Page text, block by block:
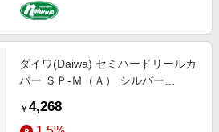
ダイワ(Daiwa) セミハードリールカ
バー ＳＰ-Ｍ（Ａ） シルバー
￥ 4,268